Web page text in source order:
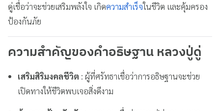
ดู่เชื่อว่าจะช่วยเสริมพลังใจ เกิดความสำเร็จในชีวิต และคุ้มครอง
ป้องกันภัย
ความสำคัญของคำอธิษฐาน หลวงปู่ดู่
เสริมสิริมงคลชีวิต : ผู้ที่ศรัทธาเชื่อว่าการอธิษฐานจะช่วย
เปิดทางให้ชีวิตพบเจอสิ่งดีงาม